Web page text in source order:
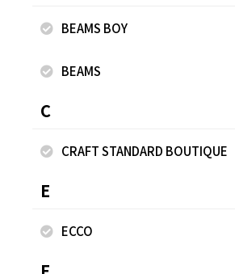
BEAMS BOY
BEAMS
C
CRAFT STANDARD BOUTIQUE
E
ECCO